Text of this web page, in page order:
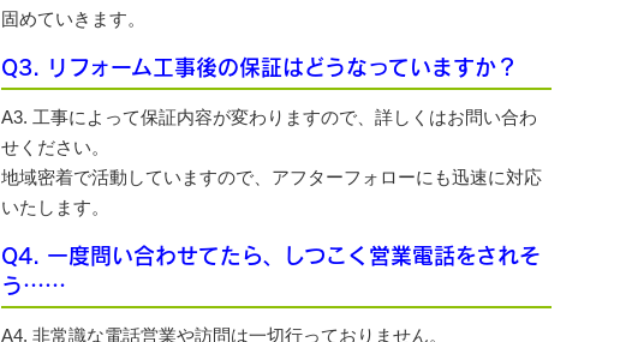
固めていきます。
Q3. リフォーム工事後の保証はどうなっていますか？
A3. 工事によって保証内容が変わりますので、詳しくはお問い合わ
せください。
地域密着で活動していますので、アフターフォローにも迅速に対応
いたします。
Q4. 一度問い合わせてたら、しつこく営業電話をされそ
う……
A4. 非常識な電話営業や訪問は一切行っておりません。